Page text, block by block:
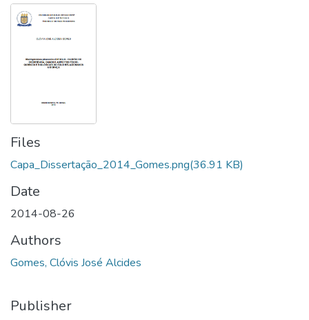
Files
Capa_Dissertação_2014_Gomes.png(36.91 KB)
Date
2014-08-26
Authors
Gomes, Clóvis José Alcides
Publisher